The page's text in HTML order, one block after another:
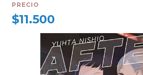
PRECIO
$11.500